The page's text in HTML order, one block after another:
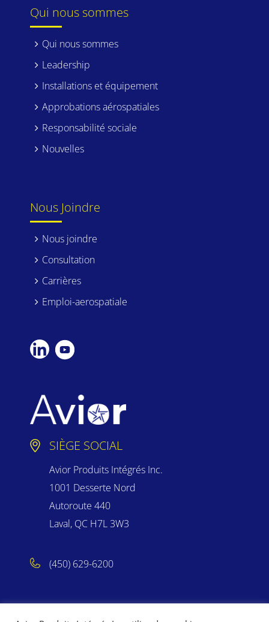
Qui nous sommes
Qui nous sommes
Leadership
Installations et équipement
Approbations aérospatiales
Responsabilité sociale
Nouvelles
Nous Joindre
Nous joindre
Consultation
Carrières
Emploi-aerospatiale
SIÈGE SOCIAL
Avior Produits Intégrés Inc.
1001 Desserte Nord
Autoroute 440
Laval, QC H7L 3W3
(450) 629-6200